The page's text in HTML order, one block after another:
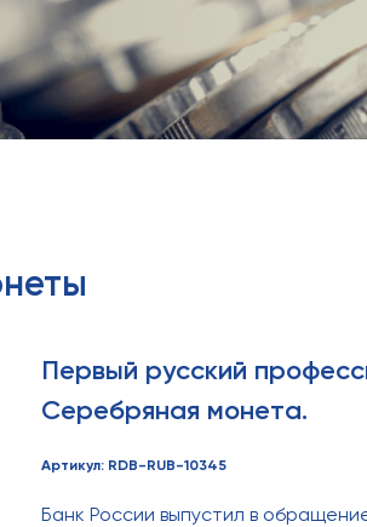
Первый русский
Серебряная монета.
Артикул: RDB-RUB-10345
Банк России выпустил в